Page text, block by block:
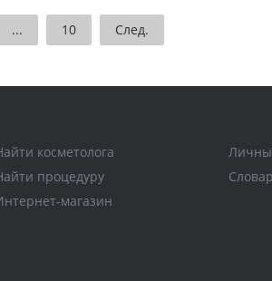
... 10 След.
косметолога
процедуру
магазин